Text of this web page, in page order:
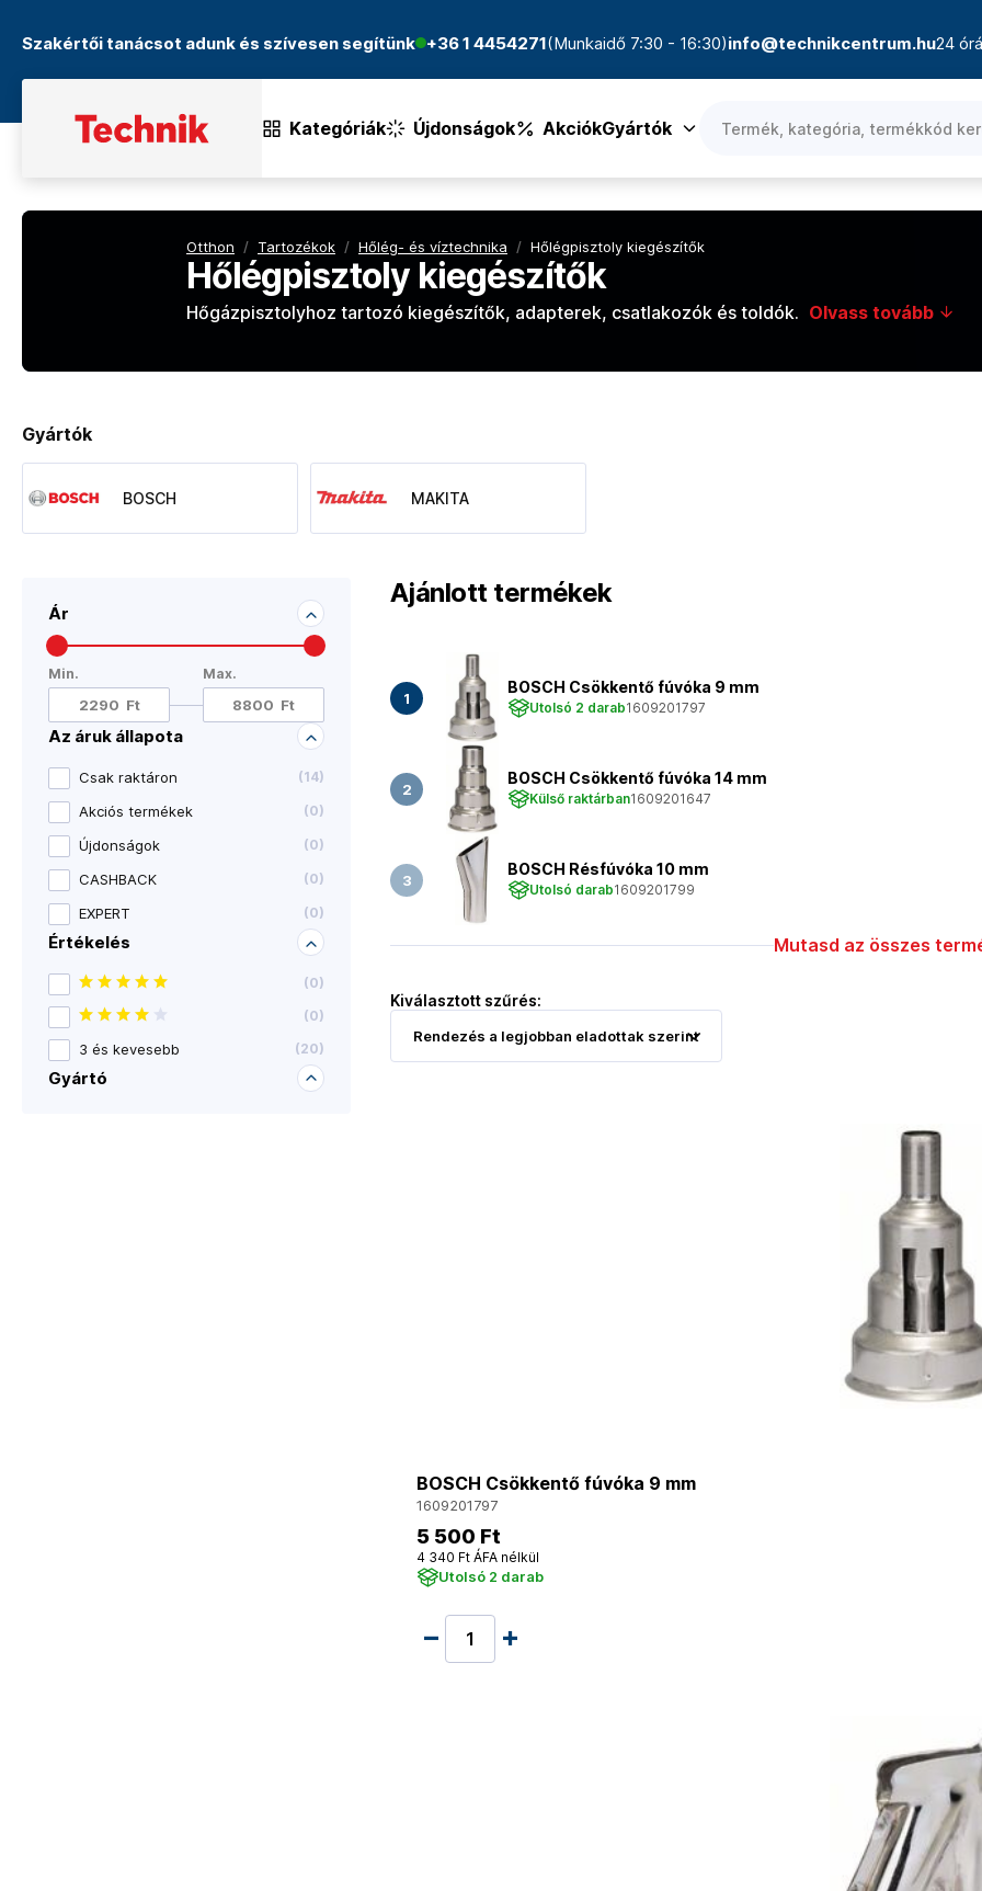
Szakértői tanácsot adunk és szívesen segítünk +36 1 4454271(Munkaidő 7:30 - 16:30)info@technikcentrum.hu24
Kategóriák Újdonságok AkciókGyártók
Otthon / Tartozékok / Hőlég- és víztechnika / Hőlégpisztoly kiegészítők
Hőlégpisztoly kiegészítők
Hőgázpisztolyhoz tartozó kiegészítők, adapterek, csatlakozók és toldók. Olvass tovább
Ár
Min. Max.
Az áruk állapota
Csak raktáron (14)
Akciós termékek (0)
Újdonságok (0)
CASHBACK (0)
EXPERT (0)
Értékelés
(0)
(0)
3 és kevesebb (20)
Gyártó
Gyártók
BOSCH MAKITA
Ajánlott termékek
BOSCH Csökkentő fúvóka 9 mm
Utolsó 2 darab1609201797
BOSCH Csökkentő fúvóka 14 mm
Külső raktárban1609201647
BOSCH Résfúvóka 10 mm
Utolsó darab1609201799
Mutasd az összes
Kiválasztott szűrés:
BOSCH Csökkentő fúvóka 9 mm
1609201797
5 500 Ft
4 340 Ft ÁFA nélkül
Utolsó 2 darab